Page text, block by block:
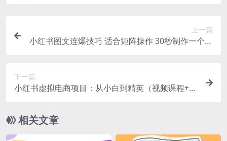
上一篇
小红书图文连爆技巧 适合矩阵操作 30秒制作一个原
下一篇
小红书虚拟电商项目：从小白到精英（视频课程+交
相关文章